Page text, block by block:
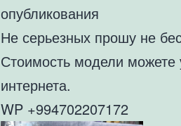
опубликования
Не серьезных прошу не
Стоимость модели можете
интернета.
WP +994702207172